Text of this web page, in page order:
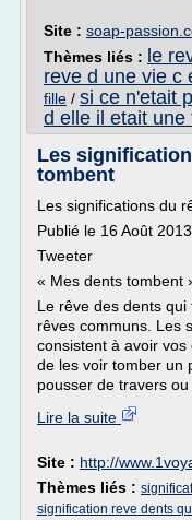
Site : soap-
Thèmes liés : le
reve d une vie c
fille / si ce n'etait
d elle il etait une
Les
tombent
Les significations du
Publié le 16 Août 2013
Tweeter
« Mes dents tombent
Le rêve des dents
rêves communs. Les
consistent à avoir vos
de les voir tomber un
pousser de travers ou
Lire la suite
Site : http://
Thèmes liés :
signification reve dents